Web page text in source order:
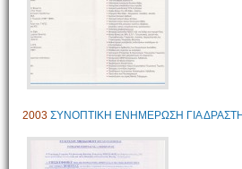
2003 ΣΥΝΟΠΤΙΚΗ ΕΝΗΜΕΡΩΣΗ ΓΙΑ